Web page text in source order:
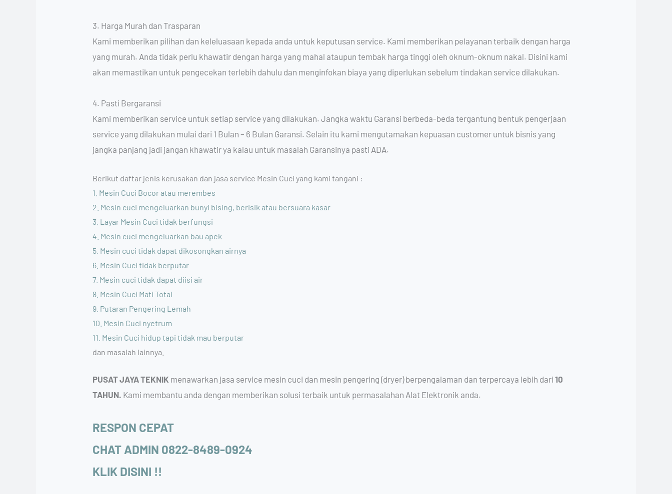
3. Harga Murah dan Trasparan
Kami memberikan pilihan dan keleluasaan kepada anda untuk keputusan service. Kami memberikan pelayanan terbaik dengan harga
yang murah. Anda tidak perlu khawatir dengan harga yang mahal ataupun tembak harga tinggi oleh oknum-oknum nakal. Disini kami
akan memastikan untuk pengecekan terlebih dahulu dan menginfokan biaya yang diperlukan sebelum tindakan service dilakukan.
4. Pasti Bergaransi
Kami memberikan service untuk setiap service yang dilakukan. Jangka waktu Garansi berbeda-beda tergantung bentuk pengerjaan
service yang dilakukan mulai dari 1 Bulan – 6 Bulan Garansi. Selain itu kami mengutamakan kepuasan customer untuk bisnis yang
jangka panjang jadi jangan khawatir ya kalau untuk masalah Garansinya pasti ADA.
Berikut daftar jenis kerusakan dan jasa service Mesin Cuci yang kami tangani :
1. Mesin Cuci Bocor atau merembes
2. Mesin cuci mengeluarkan bunyi bising, berisik atau bersuara kasar
3. Layar Mesin Cuci tidak berfungsi
4. Mesin cuci mengeluarkan bau apek
5. Mesin cuci tidak dapat dikosongkan airnya
6. Mesin Cuci tidak berputar
7. Mesin cuci tidak dapat diisi air
8. Mesin Cuci Mati Total
9. Putaran Pengering Lemah
10. Mesin Cuci nyetrum
11. Mesin Cuci hidup tapi tidak mau berputar
dan masalah lainnya.
PUSAT JAYA TEKNIK menawarkan jasa service mesin cuci dan mesin pengering (dryer) berpengalaman dan terpercaya lebih dari10
TAHUN. Kami membantu anda dengan memberikan solusi terbaik untuk permasalahan Alat Elektronik anda.
RESPON CEPAT
CHAT ADMIN 0822-8489-0924
KLIK DISINI !!